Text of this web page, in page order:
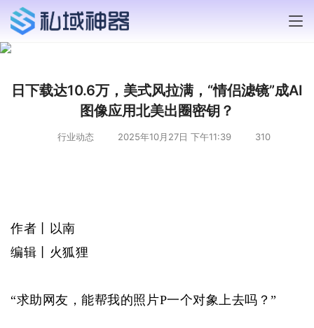
日下载达10.6万，美式风拉满，“情侣滤镜”成AI
图像应用北美出圈密钥？
行业动态 2025年10月27日 下午11:39 310
作者丨以南
编辑丨火狐狸
“求助网友，能帮我的照片P一个对象上去吗？”